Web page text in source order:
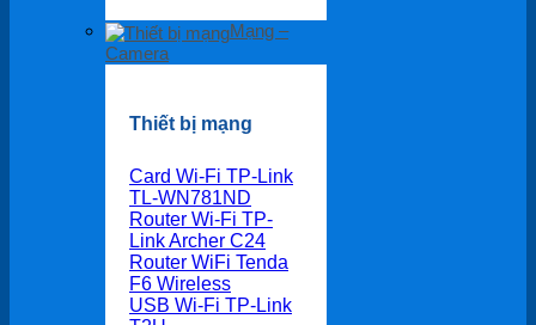
Mạng –
Camera
Thiết bị mạng
Card Wi-Fi TP-Link
TL-WN781ND
Router Wi-Fi TP-
Link Archer C24
Router WiFi Tenda
F6 Wireless
USB Wi-Fi TP-Link